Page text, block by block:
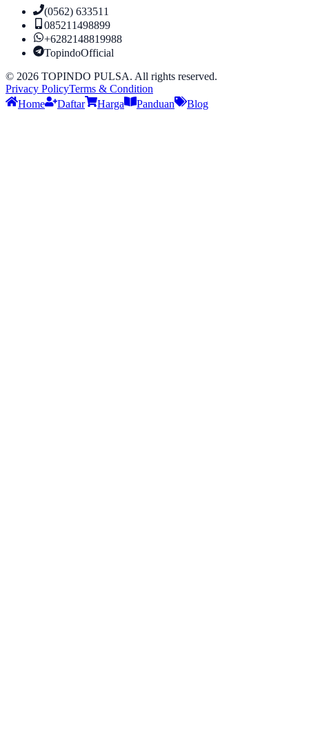
(0562) 633511
085211498899
+6282148819988
TopindoOfficial
© 2026 TOPINDO PULSA. All rights reserved.
Privacy PolicyTerms & Condition
Home
Daftar Harga Panduan Blog